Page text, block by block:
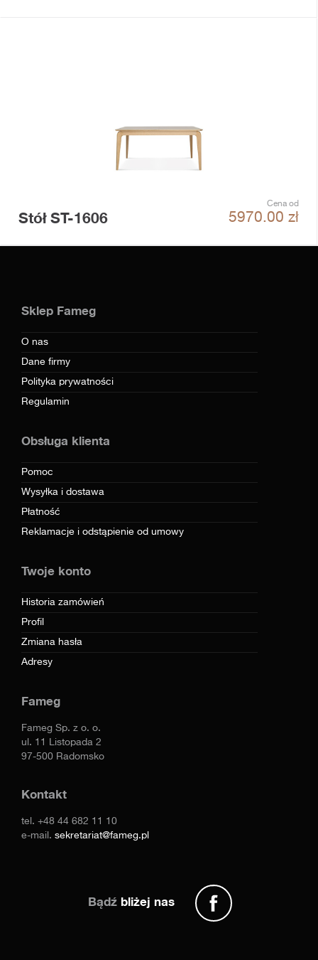
Stół ST-1606
Cena od
5970.00 zł
Sklep Fameg
O nas
Dane firmy
Polityka prywatności
Regulamin
Obsługa klienta
Pomoc
Wysyłka i dostawa
Płatność
Reklamacje i odstąpienie od umowy
Twoje konto
Historia zamówień
Profil
Zmiana hasła
Adresy
Fameg
Fameg Sp. z o. o.
ul. 11 Listopada 2
97-500 Radomsko
Kontakt
tel. +48 44 682 11 10
e-mail. sekretariat@fameg.pl
Bądź bliżej nas